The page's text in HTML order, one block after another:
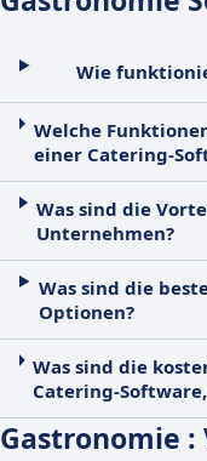
Wie
Welche
einer Catering-
Was sind die
Unternehmen?
Was sind die
Optionen?
Was sind die
Catering-
Gastronomie